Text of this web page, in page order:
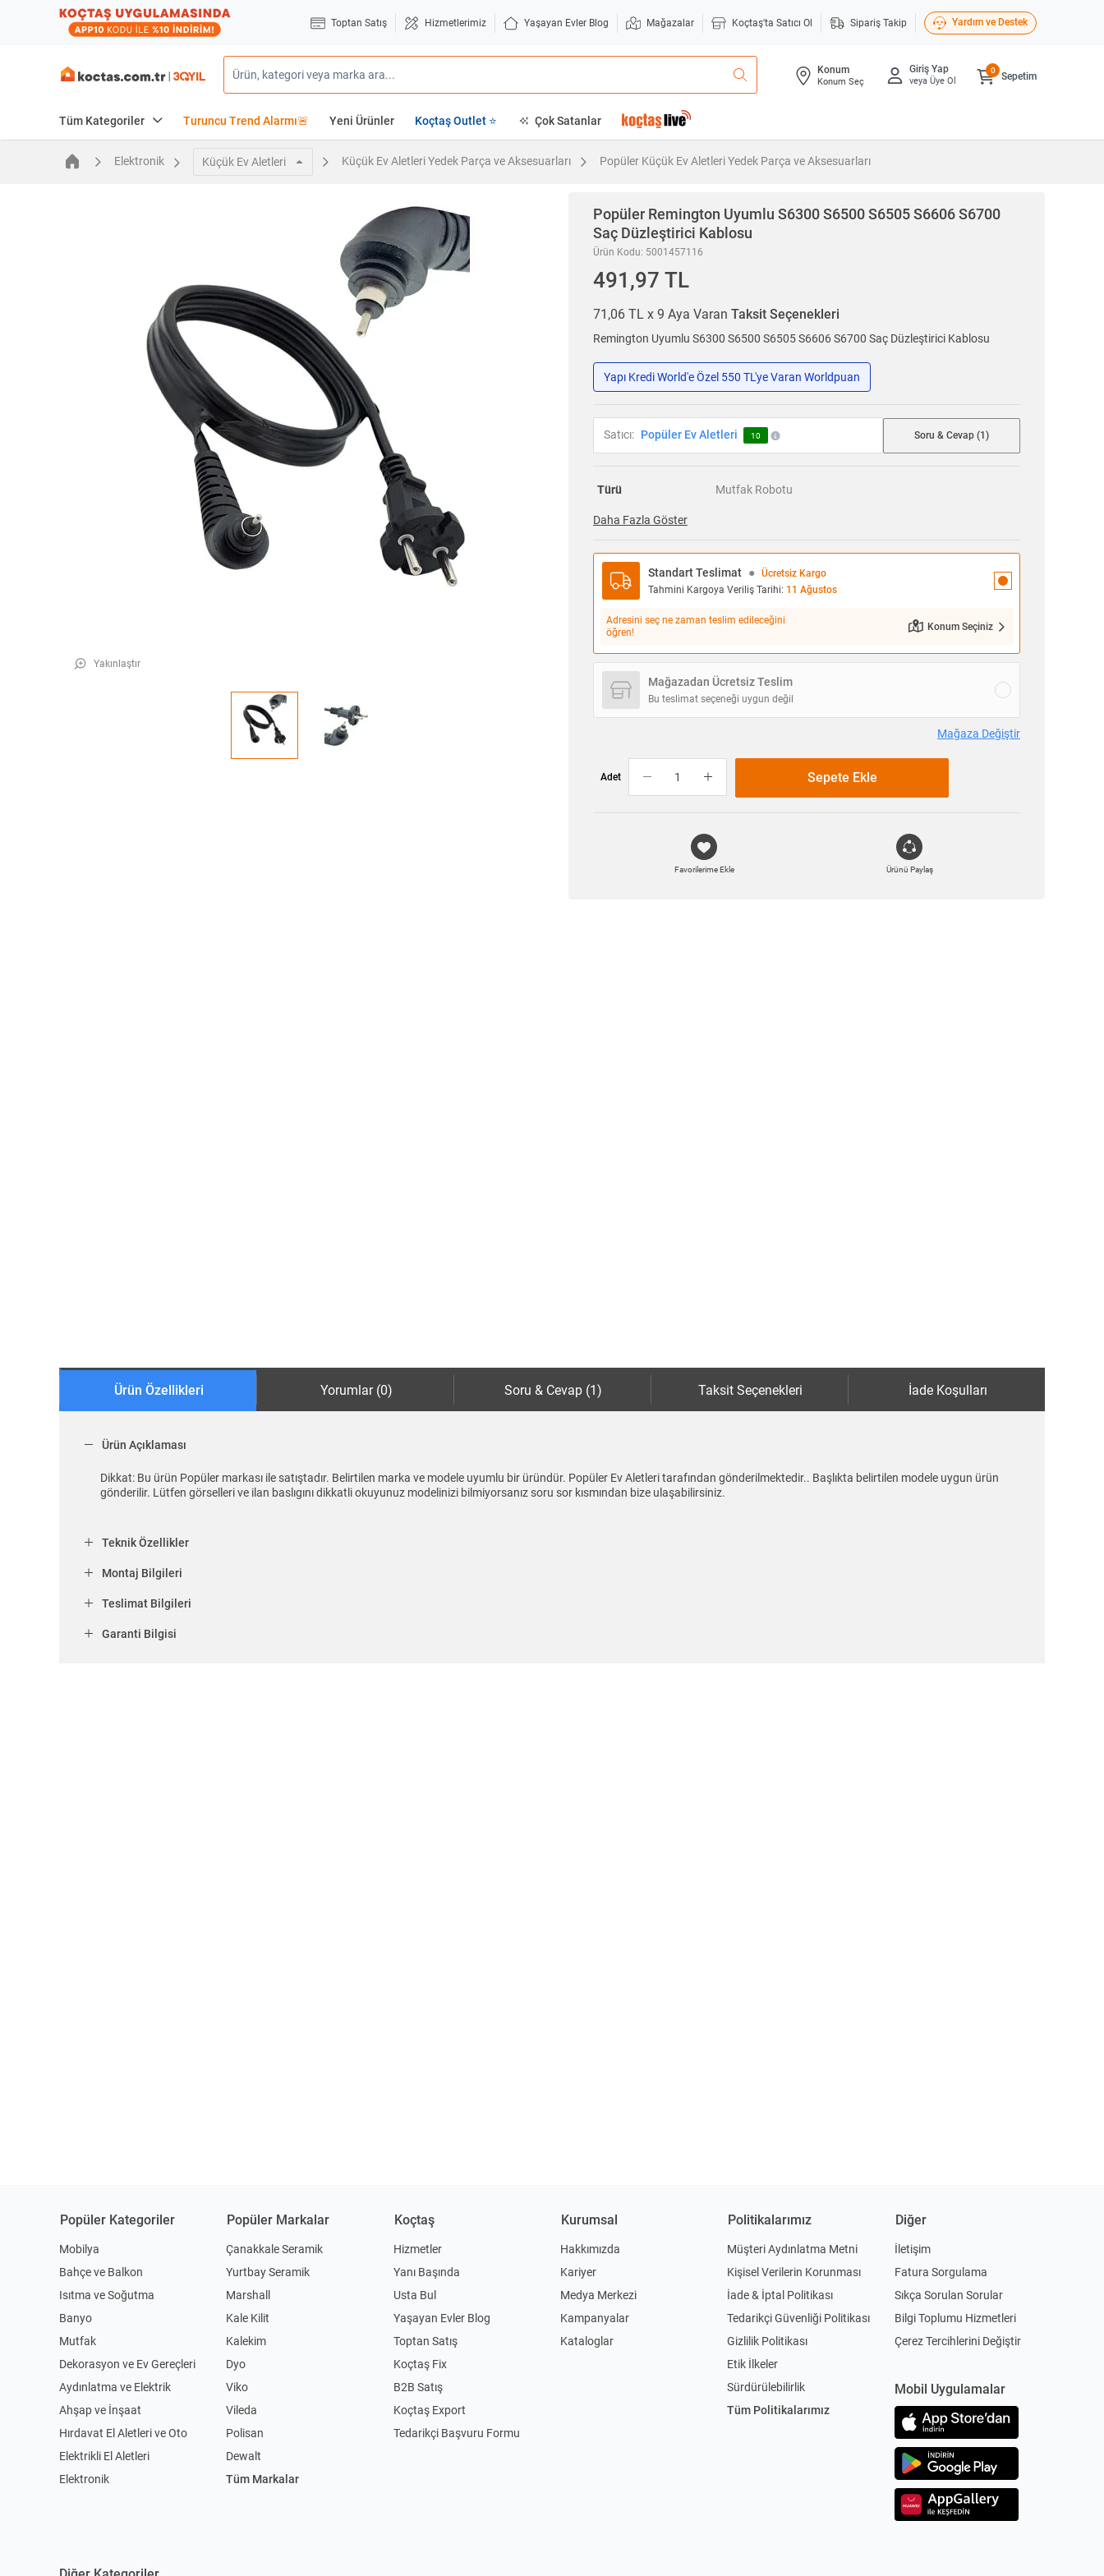
Toptan Satış Hizmetlerimiz Yaşayan Evler Blog Mağazalar Koçtaş'ta Satıcı Ol Sipariş Takip Yardım ve Destek
Konum
Konum Seç
Giriş Yap
veya Üye Ol Sepetim
0
Tüm Kategoriler Turuncu Trend Alarmı🚨 Yeni Ürünler Koçtaş Outlet ⭐ Çok Satanlar
Elektronik Küçük Ev Aletleri Küçük Ev Aletleri Yedek Parça ve Aksesuarları Popüler Küçük Ev Aletleri Yedek Parça ve Aksesuarları
Yakınlaştır
Popüler Remington Uyumlu S6300 S6500 S6505 S6606 S6700
Saç Düzleştirici Kablosu
Ürün Kodu: 5001457116
491,97 TL
71,06 TL x 9 Aya Varan Taksit Seçenekleri
Remington Uyumlu S6300 S6500 S6505 S6606 S6700 Saç Düzleştirici Kablosu
Yapı Kredi World'e Özel 550 TL'ye Varan Worldpuan
Satıcı: Popüler Ev Aletleri 10 Soru & Cevap (1)
Türü Mutfak Robotu
Daha Fazla Göster
Standart Teslimat ●
Ücretsiz Kargo
Tahmini Kargoya Veriliş Tarihi: 11 Ağustos
Adresini seç ne zaman teslim edileceğini
öğren!
Konum Seçiniz
Mağazadan Ücretsiz Teslim
Bu teslimat seçeneği uygun değil
Mağaza Değiştir
Adet Sepete Ekle
Favorilerime Ekle Ürünü Paylaş
Ürün Özellikleri Yorumlar (0) Soru & Cevap (1) Taksit Seçenekleri İade Koşulları
Ürün Açıklaması
Dikkat: Bu ürün Popüler markası ile satıştadır. Belirtilen marka ve modele uyumlu bir üründür. Popüler Ev Aletleri tarafından gönderilmektedir.. Başlıkta belirtilen modele uygun ürün
gönderilir. Lütfen görselleri ve ilan baslıgını dikkatli okuyunuz modelinizi bilmiyorsanız soru sor kısmından bize ulaşabilirsiniz.
Teknik Özellikler
Montaj Bilgileri
Teslimat Bilgileri
Garanti Bilgisi
Popüler Kategoriler
Mobilya
Bahçe ve Balkon
Isıtma ve Soğutma
Banyo
Mutfak
Dekorasyon ve Ev Gereçleri
Aydınlatma ve Elektrik
Ahşap ve İnşaat
Hırdavat El Aletleri ve Oto
Elektrikli El Aletleri
Elektronik
Popüler Markalar
Çanakkale Seramik
Yurtbay Seramik
Marshall
Kale Kilit
Kalekim
Dyo
Viko
Vileda
Polisan
Dewalt
Tüm Markalar
Koçtaş
Hizmetler
Yanı Başında
Usta Bul
Yaşayan Evler Blog
Toptan Satış
Koçtaş Fix
B2B Satış
Koçtaş Export
Tedarikçi Başvuru Formu
Kurumsal
Hakkımızda
Kariyer
Medya Merkezi
Kampanyalar
Kataloglar
Politikalarımız
Müşteri Aydınlatma Metni
Kişisel Verilerin Korunması
İade & İptal Politikası
Tedarikçi Güvenliği Politikası
Gizlilik Politikası
Etik İlkeler
Sürdürülebilirlik
Tüm Politikalarımız
Diğer
İletişim
Fatura Sorgulama
Sıkça Sorulan Sorular
Bilgi Toplumu Hizmetleri
Çerez Tercihlerini Değiştir
Mobil Uygulamalar